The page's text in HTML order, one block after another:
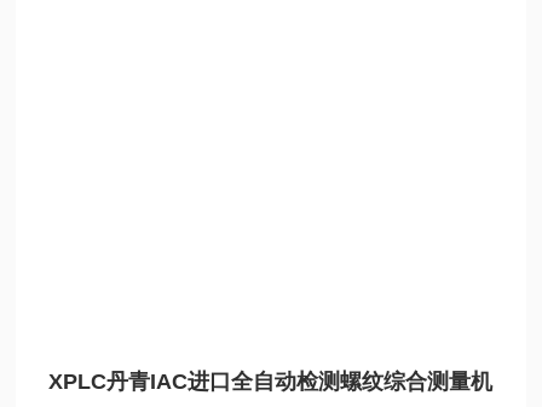
XPLC丹青IAC进口全自动检测螺纹综合测量机